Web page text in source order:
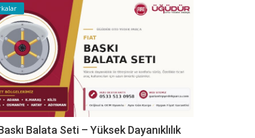
Balata Seti – Yüksek Dayanıklılık